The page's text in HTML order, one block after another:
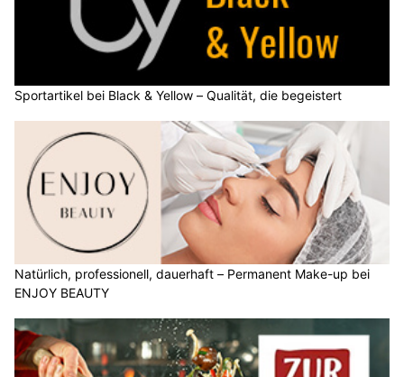
Sportartikel bei Black & Yellow – Qualität, die begeistert
Natürlich, professionell, dauerhaft – Permanent Make-up bei
ENJOY BEAUTY